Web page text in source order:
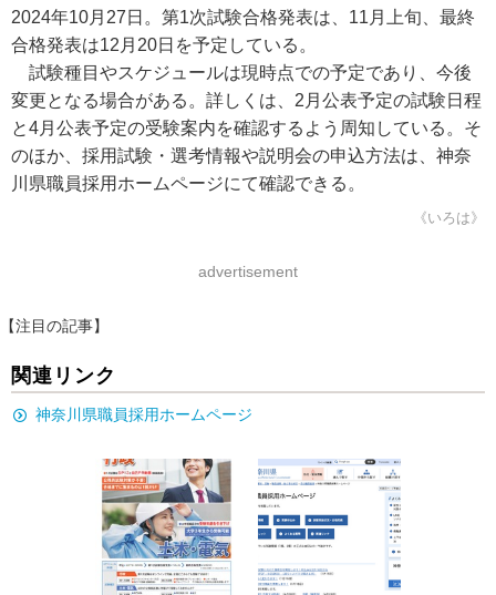
2024年10月27日。第1次試験合格発表は、11月上旬、最終
合格発表は12月20日を予定している。
試験種目やスケジュールは現時点での予定であり、今後
変更となる場合がある。詳しくは、2月公表予定の試験日程
と4月公表予定の受験案内を確認するよう周知している。そ
のほか、採用試験・選考情報や説明会の申込方法は、神奈
川県職員採用ホームページにて確認できる。
《いろは》
advertisement
【注目の記事】
関連リンク
神奈川県職員採用ホームページ